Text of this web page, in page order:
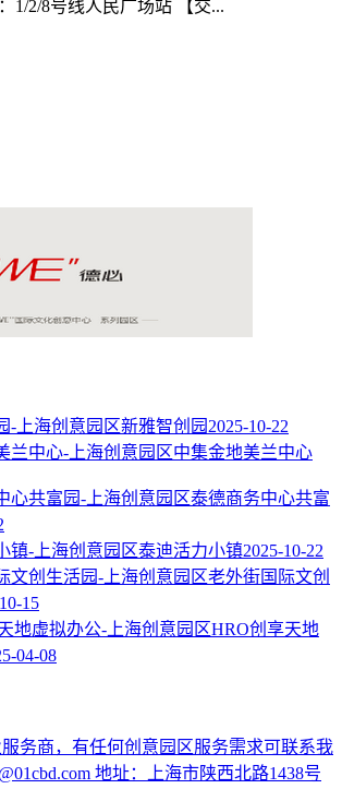
1/2/8号线人民广场站 【交...
新雅智创园 2025-10-22
中集金地美兰中心
泰德商务中心共富
泰迪活力小镇2025-10-22
老外街国际文创
15
HRO创享天地
04-08
服务商，有任何创意园区服务需求可联系我
地址：上海市陕西北路1438号